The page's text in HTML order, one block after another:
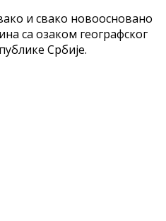
и свако новоосновано
са озаком географског
Србије.